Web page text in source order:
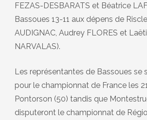
FEZAS-DESBARATS et Béatrice
Bassoues 13-11 aux dépens de
AUDIGNAC, Audrey FLORES et
NARVALAS).
Les représentantes de Bassoues se
pour le championnat de France les
Pontorson (50) tandis que
disputeront le championnat de